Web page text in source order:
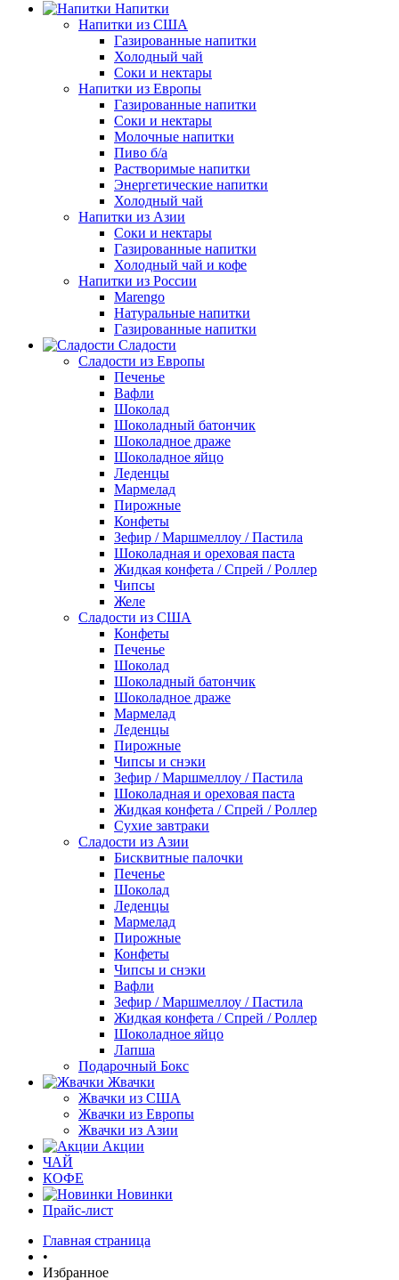
Напитки
Напитки из США
Газированные напитки
Холодный чай
Соки и нектары
Напитки из Европы
Газированные напитки
Соки и нектары
Молочные напитки
Пиво б/а
Растворимые напитки
Энергетические напитки
Холодный чай
Напитки из Азии
Соки и нектары
Газированные напитки
Холодный чай и кофе
Напитки из России
Marengo
Натуральные напитки
Газированные напитки
Сладости
Сладости из Европы
Печенье
Вафли
Шоколад
Шоколадный батончик
Шоколадное драже
Шоколадное яйцо
Леденцы
Мармелад
Пирожные
Конфеты
Зефир / Маршмеллоу / Пастила
Шоколадная и ореховая паста
Жидкая конфета / Спрей / Роллер
Чипсы
Желе
Сладости из США
Конфеты
Печенье
Шоколад
Шоколадный батончик
Шоколадное драже
Мармелад
Леденцы
Пирожные
Чипсы и снэки
Зефир / Маршмеллоу / Пастила
Шоколадная и ореховая паста
Жидкая конфета / Спрей / Роллер
Сухие завтраки
Сладости из Азии
Бисквитные палочки
Печенье
Шоколад
Леденцы
Мармелад
Пирожные
Конфеты
Чипсы и снэки
Вафли
Зефир / Маршмеллоу / Пастила
Жидкая конфета / Спрей / Роллер
Шоколадное яйцо
Лапша
Подарочный Бокс
Жвачки
Жвачки из США
Жвачки из Европы
Жвачки из Азии
Акции
ЧАЙ
КОФЕ
Новинки
Прайс-лист
Главная страница
•
Избранное